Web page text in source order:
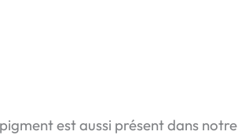
est aussi présent dans notre